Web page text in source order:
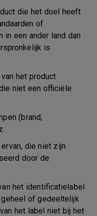
die het doel heeft
of
in een ander land dan
is
het product
niet een officiële
(brand,
die niet zijn
door de
het identificatielabel
of gedeeltelijk
het label niet bij het